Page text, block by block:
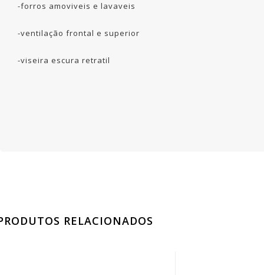
-forros amoviveis e lavaveis
-ventilação frontal e superior
-viseira escura retratil
RELACIONADOS